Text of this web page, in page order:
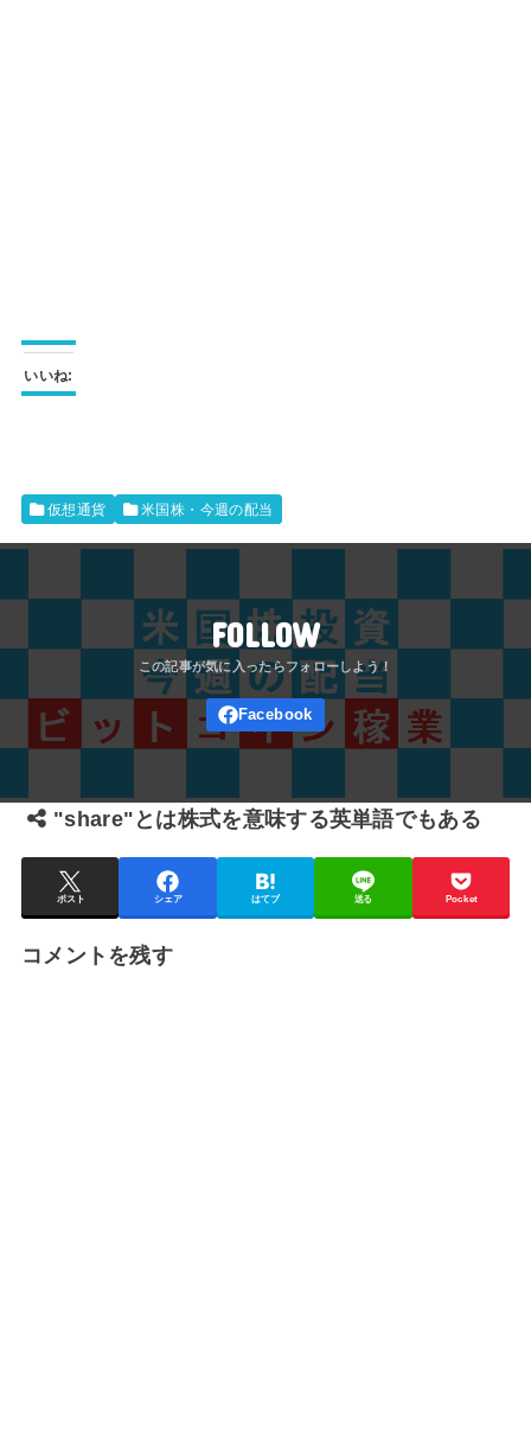
いいね:
仮想通貨 米国株・今週の配当
FOLLOW
"share"とは株式を意味する英単語でもある
ポスト シェア はてブ 送る Pocket
コメントを残す